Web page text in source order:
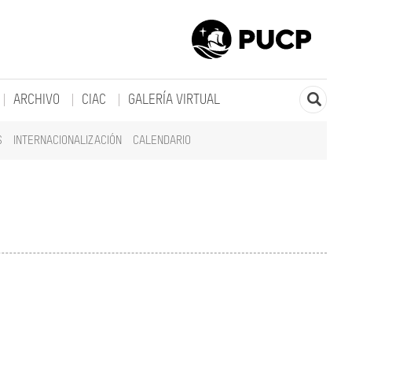
INTERNACIONALIZACIÓN CALENDARIO
ARCHIVO CIAC GALERÍA VIRTUAL